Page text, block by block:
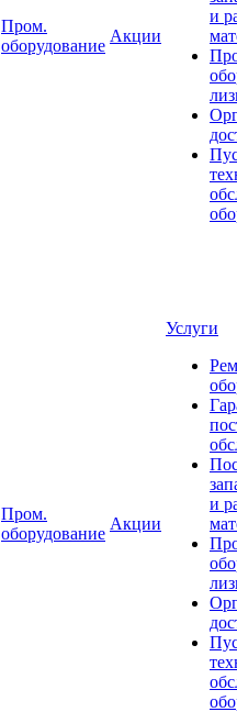
Пром.
оборудование
Акции
и
Пром.
оборудование
Акции
Услуги
и